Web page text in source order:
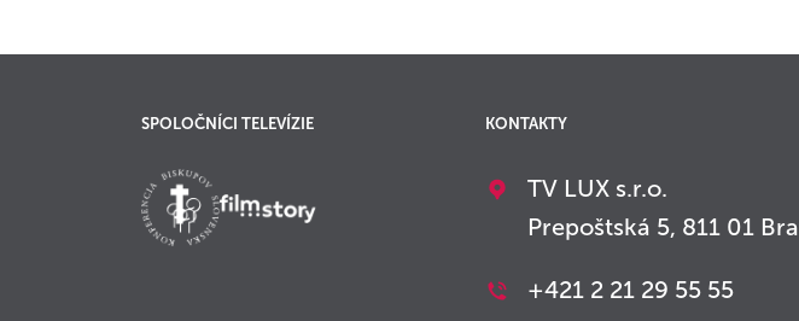
SPOLOČNÍCI TELEVÍZIE KONTAKTY
TV LUX s.r.o.
Prepoštská 5, 811 01
+421 2 21 29 55 55